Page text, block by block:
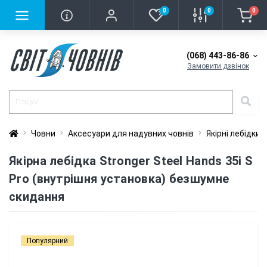
0 0 0
(068) 443-86-86
Замовити дзвінок
Човни Аксесуари для надувних човнів Якірні лебідки
Якірна лебідка Stronger Steel Hands 35i S
Pro (внутрішня установка) безшумне
скидання
Популярний